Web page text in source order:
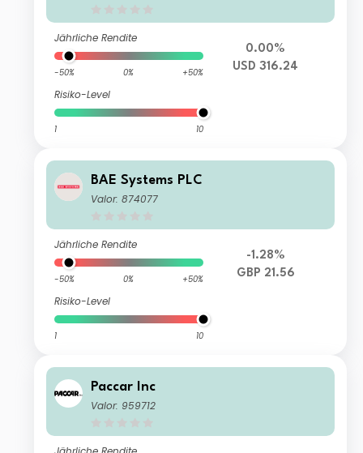
Jährliche Rendite
-50% 0% +50%
Risiko-Level
1 10
0.00%
USD 316.24
BAE Systems PLC
Valor: 874077
Jährliche Rendite
-50% 0% +50%
Risiko-Level
1 10
-1.28%
GBP 21.56
Paccar Inc
Valor: 959712